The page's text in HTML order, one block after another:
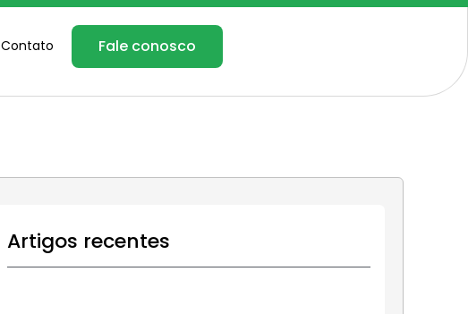
Contato Fale conosco
Artigos recentes